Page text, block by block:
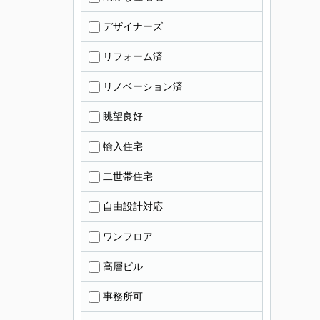
デザイナーズ
リフォーム済
リノベーション済
眺望良好
輸入住宅
二世帯住宅
自由設計対応
ワンフロア
高層ビル
事務所可